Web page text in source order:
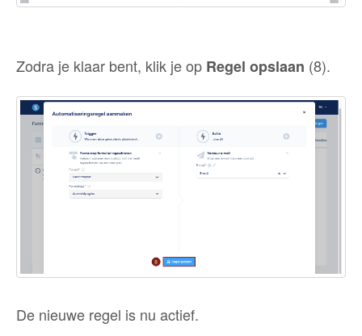
Zodra je klaar bent, klik je op Regel opslaan (8).
De nieuwe regel is nu actief.